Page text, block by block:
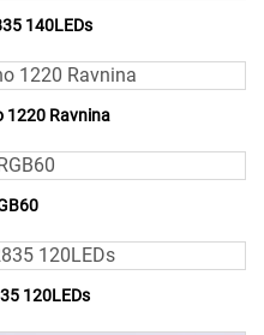
140LEDs
1220 Ravnina
120LEDs